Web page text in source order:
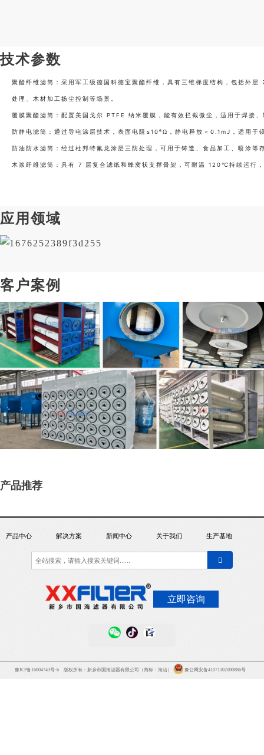
技术参数
聚酯纤维滤筒：采用军工级德国科德宝聚酯纤维，具有三维梯度结构，包括外
处理、木材加工扬尘控制等场景。
覆膜聚酯滤筒：配置美国戈尔 PTFE 纳米覆膜，能有效拦截微尘，适用于焊接
防静电滤筒：通过导电涂层技术，表面电阻≤10⁶Ω，静电释放＜0.1mJ，适用于
防油防水滤筒：经过杜邦特氟龙涂层三防处理，可用于铸造、食品加工、喷涂等
木浆纤维滤筒：具有 7 层复合滤纸和蜂窝状支撑骨架，可耐温 120℃持续运行
应用领域
客户案例
产品推荐
产品中心 解决方案 新闻中心 关于我们 生产基地
立即咨询
豫ICP备16004743号-6 版权所有：新乡市国海滤器有限公司（商标：海洁） 豫公网安备41071102000886号